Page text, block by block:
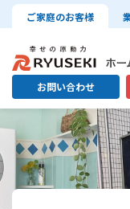
ご家庭のお客様
お問い合わせ